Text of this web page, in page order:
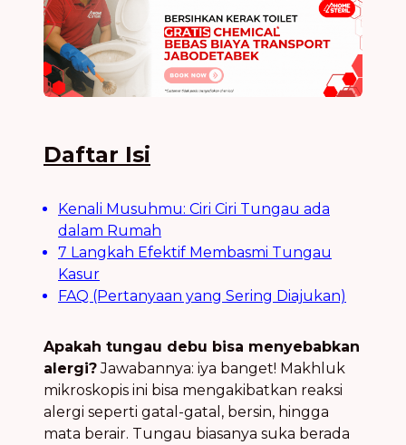
Daftar Isi
Kenali Musuhmu: Ciri Ciri Tungau ada
dalam Rumah
7 Langkah Efektif Membasmi Tungau
Kasur
FAQ (Pertanyaan yang Sering Diajukan)
Apakah tungau debu bisa menyebabkan
alergi?Jawabannya: iya banget! Makhluk
mikroskopis ini bisa mengakibatkan reaksi
alergi seperti gatal-gatal, bersin, hingga
mata berair. Tungau biasanya suka berada